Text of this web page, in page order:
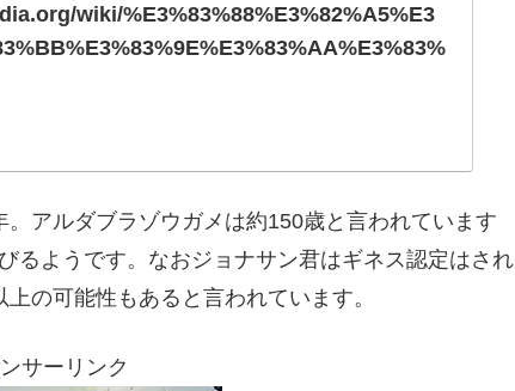
wiki/%E3%83%88%E3%82%A5%E3
アルダブラゾウガメは約150歳と言われています
るようです。なおジョナサン君はギネス認定はされ
の可能性もあると言われています。
サーリンク